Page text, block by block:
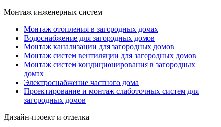
Монтаж инженерных систем
Монтаж отопления в загородных домах
Водоснабжение для загородных домов
Монтаж канализации для загородных домов
Монтаж систем вентиляции для загородных домов
Монтаж систем кондиционирования в загородных
домах
Электроснабжение частного дома
Проектирование и монтаж слаботочных систем для
загородных домов
Дизайн-проект и отделка